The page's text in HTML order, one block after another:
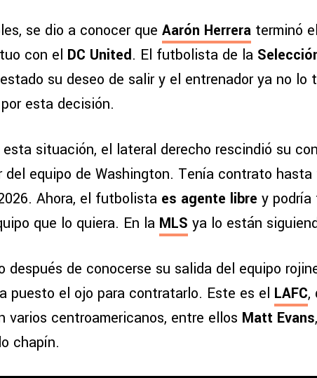
se dio a conocer que Aarón Herrera terminó
con el DC United. El futbolista de la
su deseo de salir y el entrenador ya no lo
esta decisión.
esta situación, el lateral derecho rescindió su
del equipo de Washington. Tenía contrato
Ahora, el futbolista es agente libre y podría
que lo quiera. En la MLS ya lo están
después de conocerse su salida del equipo
puesto el ojo para contratarlo. Este es el LAFC,
varios centroamericanos, entre ellos Matt Evans
chapín.